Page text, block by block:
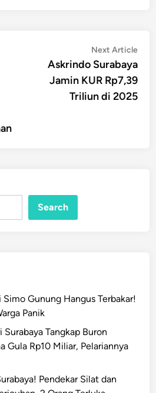
Next Article
Askrindo Surabaya
Jamin KUR Rp7,39
Triliun di 2025
Search
Gunung Hangus Terbakar!
Panik
Tangkap Buron
Gula Rp10 Miliar, Pelariannya
Pendekar Silat dan